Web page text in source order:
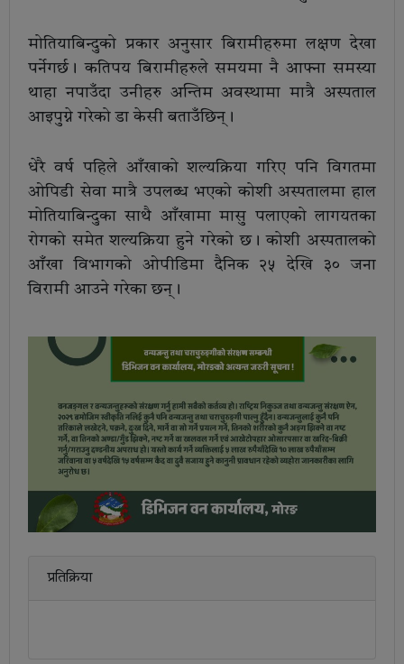
मोतियाबिन्दुको प्रकार अनुसार बिरामीहरुमा लक्षण देखा
पर्नेगर्छ। कतिपय बिरामीहरुले समयमा नै आफ्ना समस्या
थाहा नपाउँदा उनीहरु अन्तिम अवस्थामा मात्रै अस्पताल
आइपुग्ने गरेको डा केसी बताउँछिन्।
धेरै वर्ष पहिले आँखाको शल्यक्रिया गरिए पनि विगतमा
ओपिडी सेवा मात्रै उपलब्ध भएको कोशी अस्पतालमा हाल
मोतियाबिन्दुका साथै आँखामा मासु पलाएको लागयतका
रोगको समेत शल्यक्रिया हुने गरेको छ। कोशी अस्पतालको
आँखा विभागको ओपीडिमा दैनिक २५ देखि ३० जना
विरामी आउने गरेका छन्।
प्रतिक्रिया